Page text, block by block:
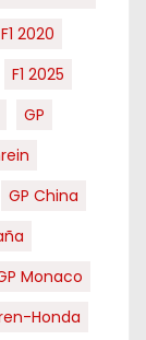
F1 2020
F1 2025
GP
GP China
Monaco
Honda